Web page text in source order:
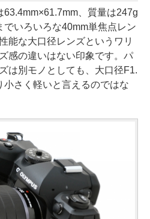
、質量は247g
でいろいろな40mm単焦点レン
能な大口径レンズというワリ
感の違いはない印象です。パ
は別モノとしても、大口径F1.
さく軽いと言えるのではな